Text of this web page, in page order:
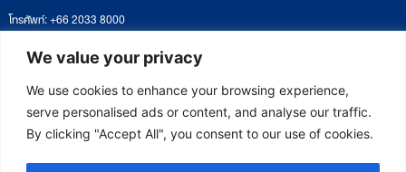
We value your privacy
We use cookies to enhance your browsing experience,
serve personalised ads or content, and analyse our traffic.
By clicking "Accept All", you consent to our use of cookies.
โทรศัพท์: +66 2033 8000
เวลาทำการ: จันทร์ – ศุกร์
09:00 – 17:00 น.
ติดตามหนังสือหรือยื่นเอกสาร
saraban@eeco.or.th
Copyright © 2025 Eastern Economic Corridor Office (EECO)